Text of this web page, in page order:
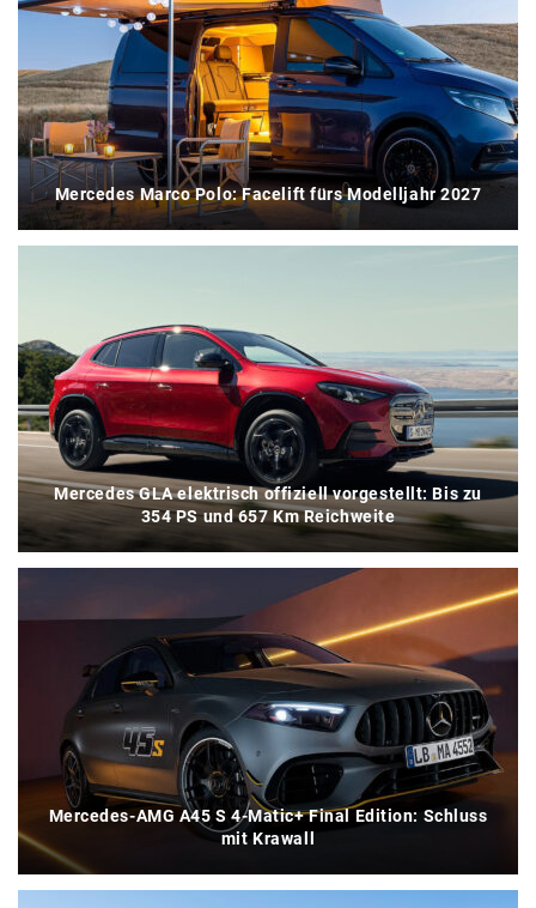
Mercedes Marco Polo: Facelift fürs Modelljahr 2027
Mercedes GLA elektrisch offiziell vorgestellt: Bis zu
354 PS und 657 Km Reichweite
Mercedes-AMG A45 S 4-Matic+ Final Edition: Schluss
mit Krawall